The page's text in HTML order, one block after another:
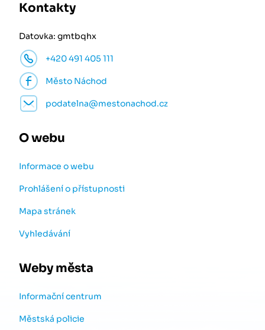
Kontakty
Datovka: gmtbqhx
+420 491 405 111
Město Náchod
podatelna@mestonachod.cz
O webu
Informace o webu
Prohlášení o přístupnosti
Mapa stránek
Vyhledávání
Weby města
Informační centrum
Městská policie